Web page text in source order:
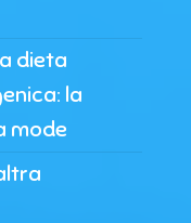
dieta
la
mode